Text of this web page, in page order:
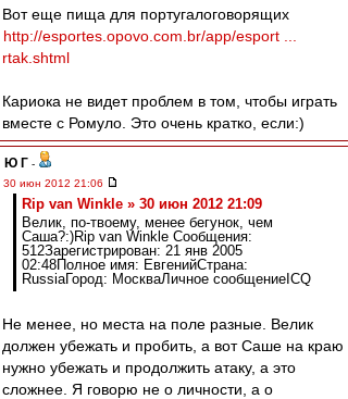
Вот еще пища для португалоговорящих
http://esportes.opovo.com.br/app/esport ...
rtak.shtml
Кариока не видет проблем в том, чтобы играть
вместе с Ромуло. Это очень кратко, если:)
Ю Г -
30 июн 2012 21:06
Rip van Winkle » 30 июн 2012 21:09
Велик, по-твоему, менее бегунок, чем
Саша?:)Rip van Winkle Сообщения:
512Зарегистрирован: 21 янв 2005
02:48Полное имя: ЕвгенийСтрана:
RussiaГород: МоскваЛичное сообщениеICQ
Не менее, но места на поле разные. Велик
должен убежать и пробить, а вот Саше на краю
нужно убежать и продолжить атаку, а это
сложнее. Я говорю не о личности, а о